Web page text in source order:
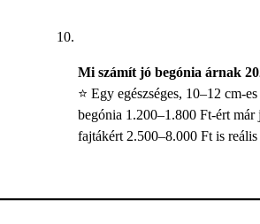
Mi számít jó begónia árnak
⭐ Egy egészséges, 10–12 cm-
begónia 1.200–1.800 Ft-ért
fajtákért 2.500–8.000 Ft is reális